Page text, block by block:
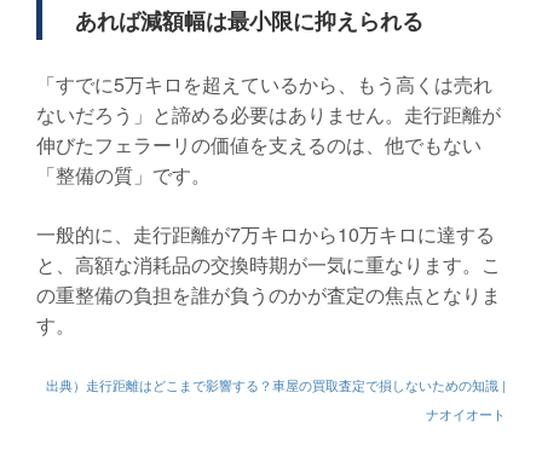
あれば減額幅は最小限に抑えられる
「すでに5万キロを超えているから、もう高くは売れ
ないだろう」と諦める必要はありません。走行距離が
伸びたフェラーリの価値を支えるのは、他でもない
「整備の質」です。
一般的に、走行距離が7万キロから10万キロに達する
と、高額な消耗品の交換時期が一気に重なります。こ
の重整備の負担を誰が負うのかが査定の焦点となりま
す。
出典）走行距離はどこまで影響する？車屋の買取査定で損しないための知識 |
ナオイオート